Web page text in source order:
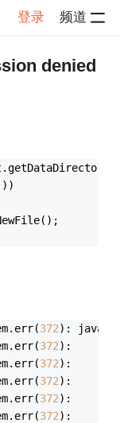
登录 频道
denied
372):
372):     at
372):     at
372):     at
372):     at
372):     at